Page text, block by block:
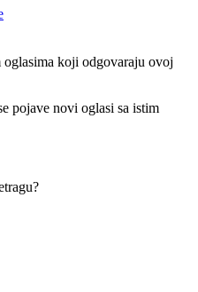
koji odgovaraju ovoj
pojave novi oglasi sa istim